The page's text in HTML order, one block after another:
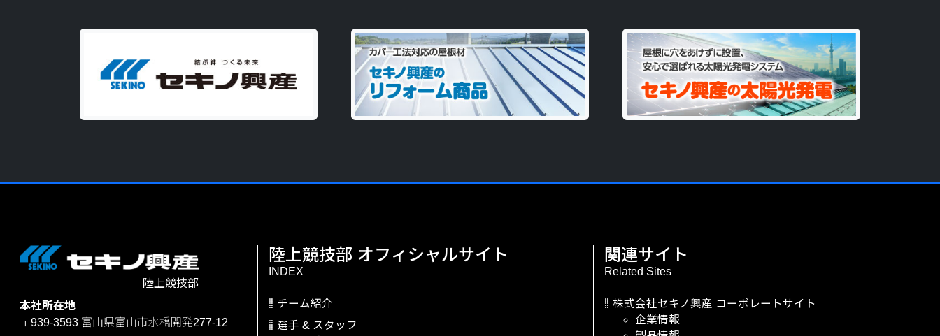
陸上競技部
本社所在地
〒939-3593 富山県富山市水橋開発277-12
陸上競技部 オフィシャルサイト
INDEX
チーム紹介
選手 & スタッフ
関連サイト
Related Sites
株式会社セキノ興産 コーポレートサイト
企業情報